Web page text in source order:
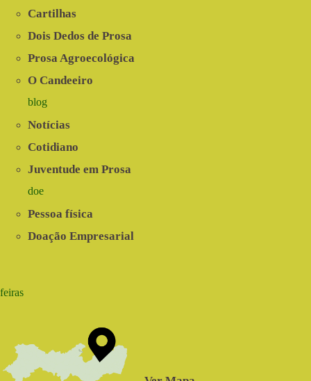
Cartilhas
Dois Dedos de Prosa
Prosa Agroecológica
O Candeeiro
blog
Notícias
Cotidiano
Juventude em Prosa
doe
Pessoa física
Doação Empresarial
feiras